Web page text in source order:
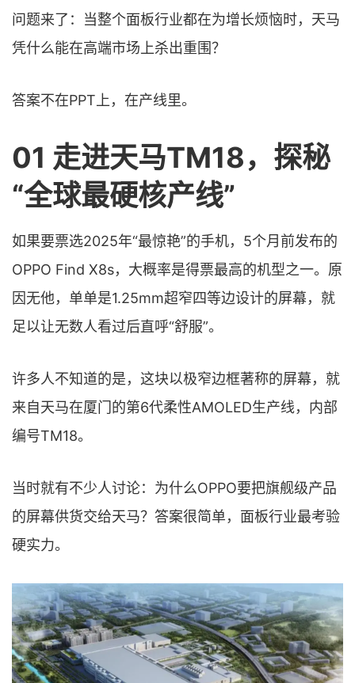
问题来了：当整个面板行业都在为增长烦恼时，天马
凭什么能在高端市场上杀出重围？
答案不在PPT上，在产线里。
01 走进天马TM18，探秘
“全球最硬核产线”
如果要票选2025年“最惊艳”的手机，5个月前发布的
OPPO Find X8s，大概率是得票最高的机型之一。原
因无他，单单是1.25mm超窄四等边设计的屏幕，就
足以让无数人看过后直呼“舒服”。
许多人不知道的是，这块以极窄边框著称的屏幕，就
来自天马在厦门的第6代柔性AMOLED生产线，内部
编号TM18。
当时就有不少人讨论：为什么OPPO要把旗舰级产品
的屏幕供货交给天马？答案很简单，面板行业最考验
硬实力。